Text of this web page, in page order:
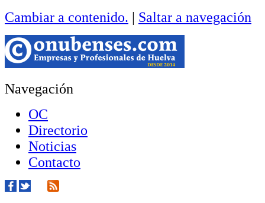
Cambiar a contenido. | Saltar a navegación
Navegación
OC
Directorio
Noticias
Contacto